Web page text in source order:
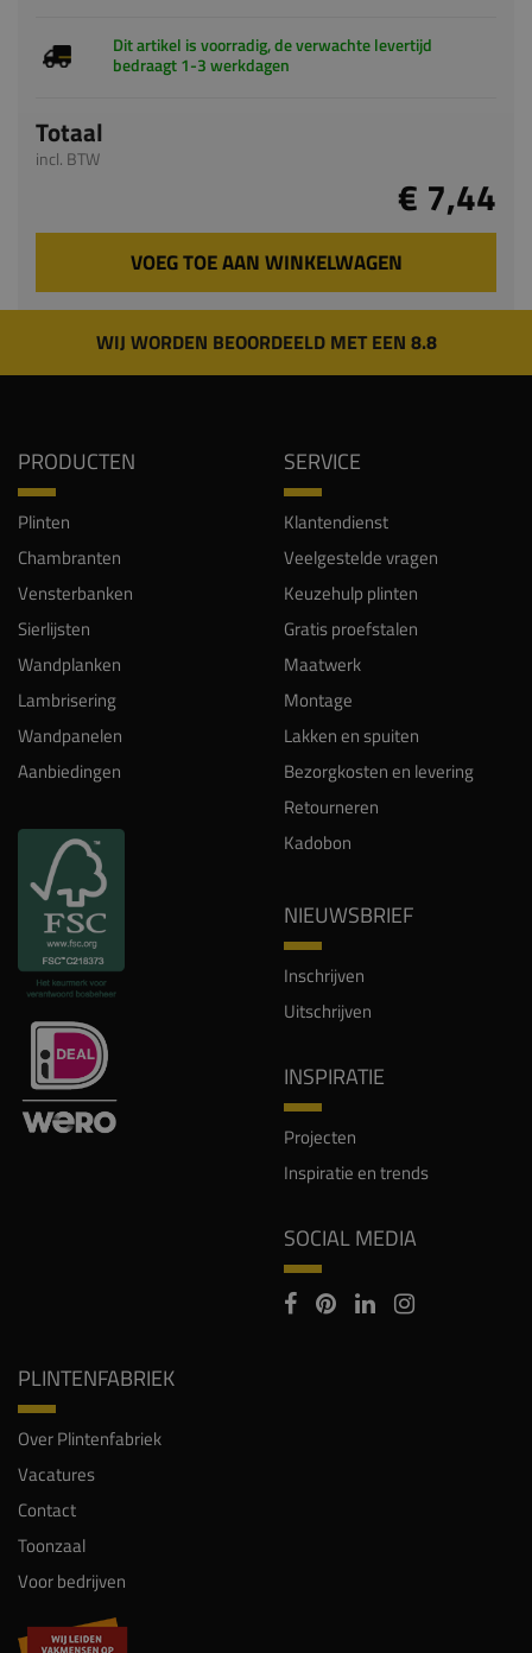
Dit artikel is voorradig, de verwachte levertijd
bedraagt 1-3 werkdagen
Totaal
incl. BTW
€ 7,44
VOEG TOE AAN WINKELWAGEN
WIJ WORDEN BEOORDEELD MET EEN 8.8
PRODUCTEN
Plinten
Chambranten
Vensterbanken
Sierlijsten
Wandplanken
Lambrisering
Wandpanelen
Aanbiedingen
SERVICE
Klantendienst
Veelgestelde vragen
Keuzehulp plinten
Gratis proefstalen
Maatwerk
Montage
Lakken en spuiten
Bezorgkosten en levering
Retourneren
Kadobon
NIEUWSBRIEF
Inschrijven
Uitschrijven
INSPIRATIE
Projecten
Inspiratie en trends
SOCIAL MEDIA
PLINTENFABRIEK
Over Plintenfabriek
Vacatures
Contact
Toonzaal
Voor bedrijven